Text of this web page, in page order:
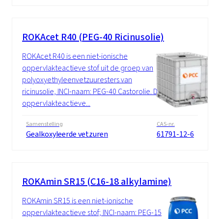
ROKAcet R40 (PEG-40 Ricinusolie)
ROKAcet R40 is een niet-ionische
oppervlakteactieve stof uit de groep van
polyoxyethyleenvetzuuresters van
ricinusolie, INCI-naam: PEG-40 Castorolie. De
oppervlakteactieve...
Samenstelling
Gealkoxyleerde vetzuren
CAS-nr.
61791-12-6
ROKAmin SR15 (C16-18 alkylamine)
ROKAmin SR15 is een niet-ionische
oppervlakteactieve stof; INCI-naam: PEG-15